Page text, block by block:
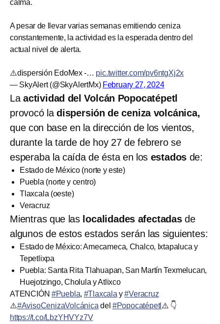
calma.
A pesar de llevar varias semanas emitiendo ceniza
constantemente, la actividad es la esperada dentro del
actual nivel de alerta.
⚠️dispersión EdoMex -… pic.twitter.com/pv6ntgXj2x
— SkyAlert (@SkyAlertMx) February 27, 2024
La actividad del Volcán Popocatépetl
provocó la dispersión de ceniza volcánica,
que con base en la dirección de los vientos,
durante la tarde de hoy 27 de febrero se
esperaba la caída de ésta en los estados de:
Estado de México (norte y este)
Puebla (norte y centro)
Tlaxcala (oeste)
Veracruz
Mientras que las localidades afectadasde
algunos de estos estados serán las siguientes:
Estado de México: Amecameca, Chalco, Ixtapaluca y
Tepetlixpa
Puebla: Santa Rita Tlahuapan, San Martín Texmelucan,
Huejotzingo, Cholula y Atlixco
ATENCIÓN #Puebla, #Tlaxcala y#Veracruz
⚠️#AvisoCenizaVolcánica del #Popocatépetl ⚠️ 👇
https://t.co/LbzYHVYz7V